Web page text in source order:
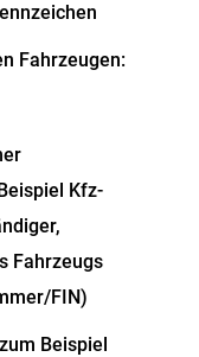
Fahrzeugen:
Kfz-
Fahrzeugs
FIN)
Beispiel